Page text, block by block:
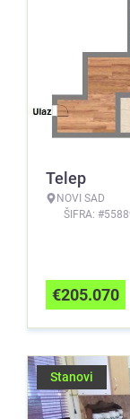
Telep
NOVI SAD
ŠIFRA:
€205.070
Stanovi